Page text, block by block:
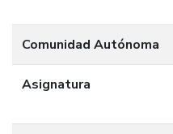
Comunidad Autónoma
Asignatura